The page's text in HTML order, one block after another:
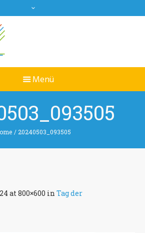
/ 20240503_093505
at 800×600 in Tag der